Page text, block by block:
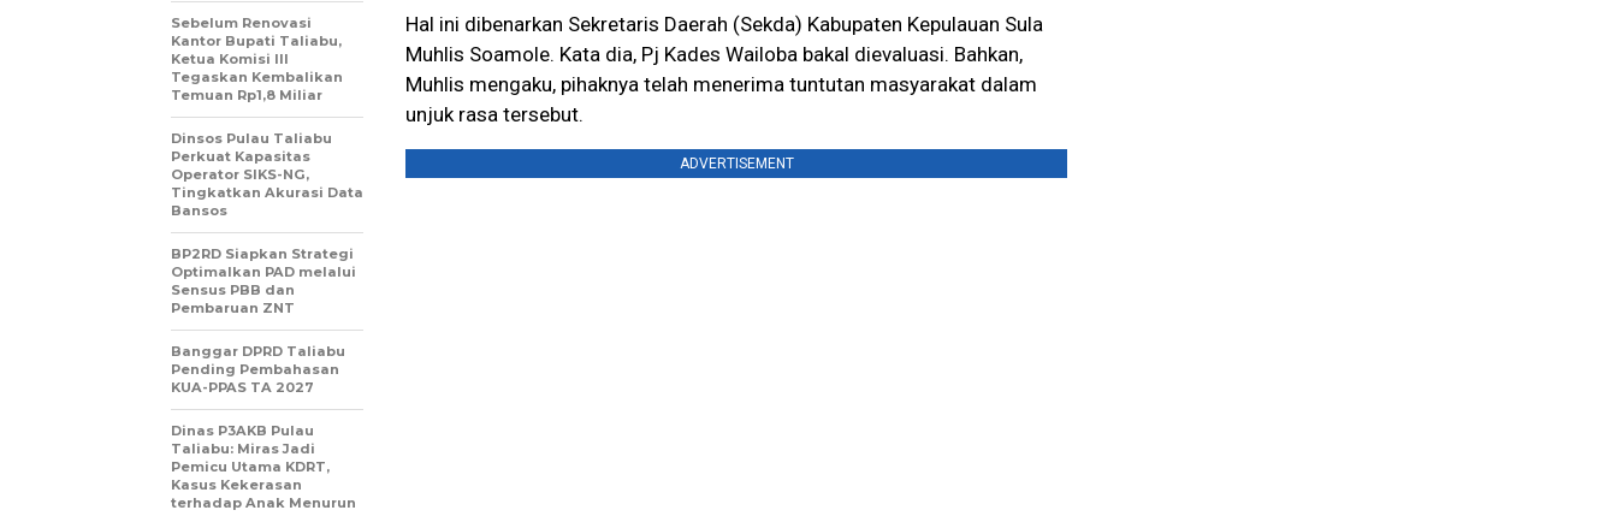
Hal ini dibenarkan Sekretaris Daerah (Sekda) Kabupaten Kepulauan Sula
Muhlis Soamole. Kata dia, Pj Kades Wailoba bakal dievaluasi. Bahkan,
Muhlis mengaku, pihaknya telah menerima tuntutan masyarakat dalam
unjuk rasa tersebut.
ADVERTISEMENT
Sebelum Renovasi
Kantor Bupati Taliabu,
Ketua Komisi III
Tegaskan Kembalikan
Temuan Rp1,8 Miliar
Dinsos Pulau Taliabu
Perkuat Kapasitas
Operator SIKS-NG,
Tingkatkan Akurasi Data
Bansos
BP2RD Siapkan Strategi
Optimalkan PAD melalui
Sensus PBB dan
Pembaruan ZNT
Banggar DPRD Taliabu
Pending Pembahasan
KUA-PPAS TA 2027
Dinas P3AKB Pulau
Taliabu: Miras Jadi
Pemicu Utama KDRT,
Kasus Kekerasan
terhadap Anak Menurun